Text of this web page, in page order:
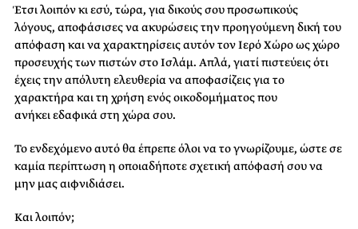
Έτσι λοιπόν κι εσύ, τώρα, για δικούς σου προσωπικούς
λόγους, αποφάσισες να ακυρώσεις την προηγούμενη δική του
απόφαση και να χαρακτηρίσεις αυτόν τον Ιερό Χώρο ως χώρο
προσευχής των πιστών στο Ισλάμ. Απλά, γιατί πιστεύεις ότι
έχεις την απόλυτη ελευθερία να αποφασίζεις για το
χαρακτήρα και τη χρήση ενός οικοδομήματος που
ανήκει εδαφικά στη χώρα σου.
Το ενδεχόμενο αυτό θα έπρεπε όλοι να το γνωρίζουμε, ώστε σε
καμία περίπτωση η οποιαδήποτε σχετική απόφασή σου να
μην μας αιφνιδιάσει.
Και λοιπόν;